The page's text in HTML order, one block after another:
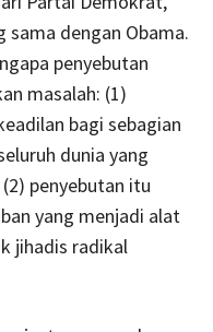
dengan Obama.
penyebutan
masalah: (1)
bagi sebagian
dunia yang
penyebutan itu
yang menjadi alat
jihadis radikal